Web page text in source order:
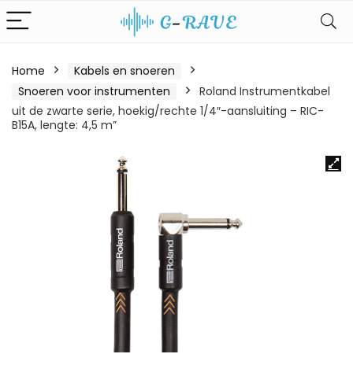
Home
Kabels en snoeren
Snoeren voor instrumenten
Roland Instrumentkabel
uit de zwarte serie, hoekig/rechte 1/4″-aansluiting – RIC-
B15A, lengte: 4,5 m”